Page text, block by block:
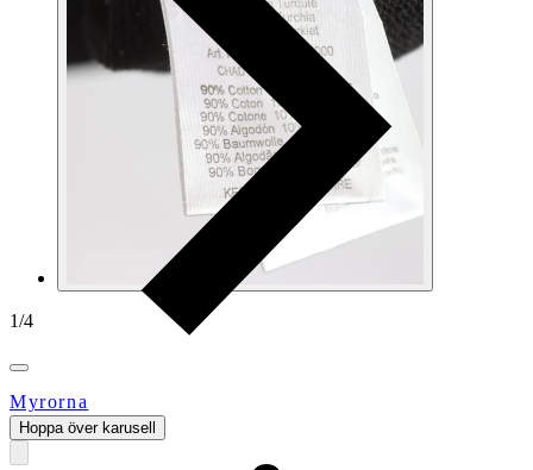
1/4
Myrorna
Hoppa över karusell